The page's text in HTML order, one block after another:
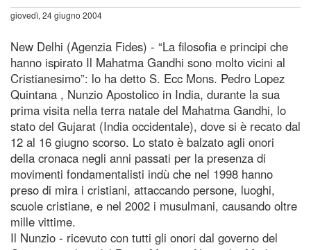
giovedì, 24 giugno 2004
New Delhi (Agenzia Fides) - “La filosofia e principi che
hanno ispirato Il Mahatma Gandhi sono molto vicini al
Cristianesimo”: lo ha detto S. Ecc Mons. Pedro Lopez
Quintana , Nunzio Apostolico in India, durante la sua
prima visita nella terra natale del Mahatma Gandhi, lo
stato del Gujarat (India occidentale), dove si è recato dal
12 al 16 giugno scorso. Lo stato è balzato agli onori
della cronaca negli anni passati per la presenza di
movimenti fondamentalisti indù che nel 1998 hanno
preso di mira i cristiani, attaccando persone, luoghi,
scuole cristiane, e nel 2002 i musulmani, causando oltre
mille vittime.
Il Nunzio - ricevuto con tutti gli onori dal governo del